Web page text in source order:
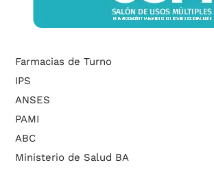
Farmacias de Turno
IPS
ANSES
PAMI
ABC
Ministerio de Salud BA